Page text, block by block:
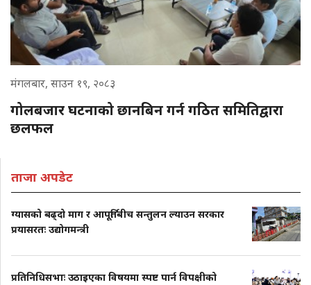
मंगलबार, साउन १९, २०८३
गोलबजार घटनाको छानबिन गर्न गठित समितिद्वारा
छलफल
ताजा अपडेट
ग्यासको बढ्दो माग र आपूर्तिबीच सन्तुलन ल्याउन सरकार
प्रयासरतः उद्योगमन्त्री
प्रतिनिधिसभाः उठाइएका विषयमा स्पष्ट पार्न विपक्षीको